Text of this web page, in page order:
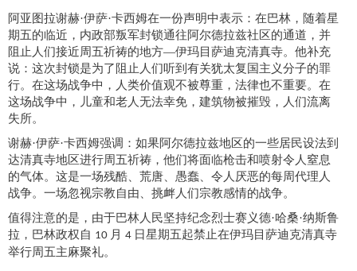
阿亚图拉谢赫·伊萨·卡西姆在一份声明中表示：在巴林， 随着星
期五的临近， 内政部叛军封锁通往阿尔德拉兹社区的通道，并
阻止人们接近周五祈祷的地方—伊玛目萨迪克清真寺。他补充
说：这次封锁是为了阻止人们听到有关犹太复国主义分子的罪
行。在这场战争中，人类价值观不被尊重，法律也不重要。在
这场战争中，儿童和老人无法幸免，建筑物被摧毁，人们流离
失所。
谢赫·伊萨·卡西姆强调：如果阿尔德拉兹地区的一些居民设法到
达清真寺地区进行周五祈祷，他们将面临枪击和喷射令人窒息
的气体。这是一场残酷、荒唐、愚蠢、令人厌恶的每周代理人
战争。一场忽视宗教自由、挑衅人们宗教感情的战争。
值得注意的是，由于巴林人民坚持纪念烈士赛义德·哈桑·纳斯鲁
拉，巴林政权自 10 月 4 日星期五起禁止在伊玛目萨迪克清真寺
举行周五主麻聚礼。